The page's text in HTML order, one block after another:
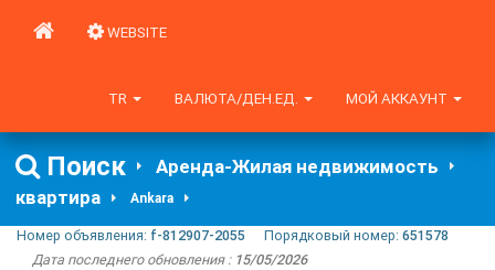
WEBSITE
МОЙ АККАУНТ
ВАЛЮТА/ДЕН.ЕД.
TR
Поиск
Аренда-Жилая недвижимость
квартира
Ankara
Номер объявления: f-812907-2055 Порядковый номер: 651578
Дата последнего обновления : 15/05/2026